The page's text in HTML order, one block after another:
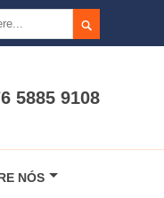

5885 9108
NÓS